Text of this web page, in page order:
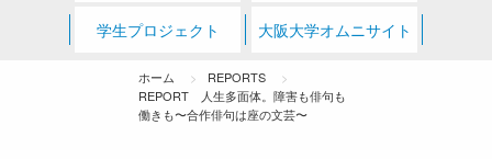
学生プロジェクト 大阪大学オムニサイト
ホーム
REPORTS
REPORT 人生多面体。障害も俳句も
働きも〜合作俳句は座の文芸〜